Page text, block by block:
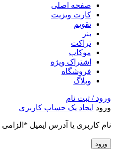
صفحه اصلی
کارت ویزیت
تقویم
بنر
تراکت
موکاپ
اشتراک ویژه
فروشگاه
وبلاگ
ورود / ثبت نام
ورود ایجاد یک حساب کاربری
نام کاربری یا آدرس ایمیل * الزامی
ورود